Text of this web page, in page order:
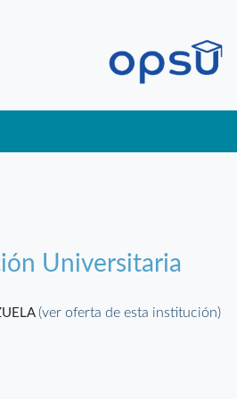
Universitaria
(ver oferta de esta institución)